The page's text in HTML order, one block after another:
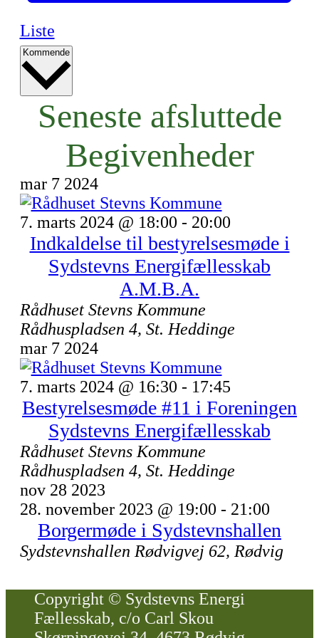
Liste
Kommende Vælg
Seneste afsluttede
Begivenheder
mar 7 2024
7. marts 2024 @ 18:00 - 20:00
Indkaldelse til bestyrelsesmøde i
Sydstevns Energifællesskab
A.M.B.A.
Rådhuset Stevns Kommune
Rådhuspladsen 4, St. Heddinge
mar 7 2024
7. marts 2024 @ 16:30 - 17:45
Bestyrelsesmøde #11 i Foreningen
Sydstevns Energifællesskab
Rådhuset Stevns Kommune
Rådhuspladsen 4, St. Heddinge
nov 28 2023
28. november 2023 @ 19:00 - 21:00
Borgermøde i Sydstevnshallen
Sydstevnshallen Rødvigvej 62, Rødvig
Copyright © Sydstevns Energi
Fællesskab, c/o Carl Skou